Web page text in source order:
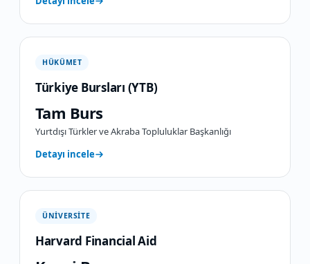
HÜKÜMET
Türkiye Bursları (YTB)
Tam Burs
Yurtdışı Türkler ve Akraba Topluluklar Başkanlığı
Detayı incele
ÜNIVERSITE
Harvard Financial Aid